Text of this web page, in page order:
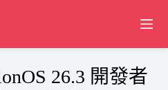
26.3 開發者